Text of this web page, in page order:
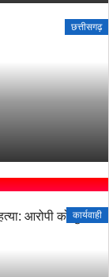
छत्तीसगढ़
कार्यवाही